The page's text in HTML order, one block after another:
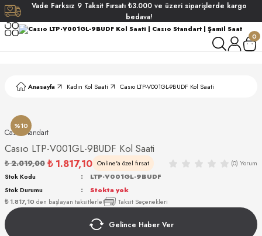
Vade Farksız 9 Taksit Fırsatı ₺3.000 ve üzeri siparişlerde kargo
bedava!
0
Anasayfa Kadın Kol Saati Casıo LTP-V001GL-9BUDF Kol Saati
%10
Casıo Standart
Casıo LTP-V001GL-9BUDF Kol Saati
₺ 2.019,00 ₺ 1.817,10 Online'a özel fırsat (0) Yorum
₺ 1.817,10 den başlayan taksitlerle! Taksit Seçenekleri
Stok Kodu
LTP-V001GL-9BUDF
Stok Durumu
Stokta yok
Gelince Haber Ver